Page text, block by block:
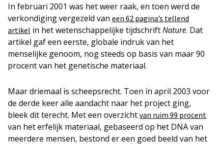
In februari 2001 was het weer raak, en toen werd de
verkondiging vergezeld van een 62 pagina’s tellend
artikel in het wetenschappelijke tijdschriftNature. Dat
artikel gaf een eerste, globale indruk van het
menselijke genoom, nog steeds op basis van maar 90
procent van het genetische materiaal.
Maar driemaal is scheepsrecht. Toen in april 2003 voor
de derde keer alle aandacht naar het project ging,
bleek dit terecht. Met een overzicht van ruim 99 procent
van het erfelijk materiaal, gebaseerd op het DNA van
meerdere mensen, bestond er een goed beeld van het